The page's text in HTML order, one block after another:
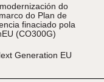
do
do Plan de
finaciado pola
(CO300G)
Generation EU